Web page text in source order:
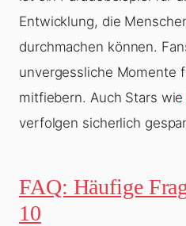
Entwicklung, die
durchmachen können.
unvergessliche Momente
mitfiebern. Auch Stars wie
verfolgen sicherlich
FAQ: Häufige
10